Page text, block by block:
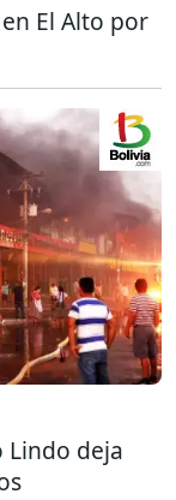
El Alto por
Lindo deja